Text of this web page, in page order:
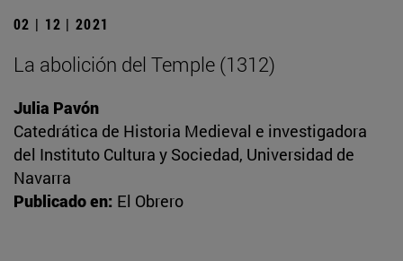
02 | 12 | 2021
La abolición del Temple (1312)
Julia Pavón
Catedrática de Historia Medieval e investigadora
del Instituto Cultura y Sociedad, Universidad de
Navarra
Publicado en: El Obrero